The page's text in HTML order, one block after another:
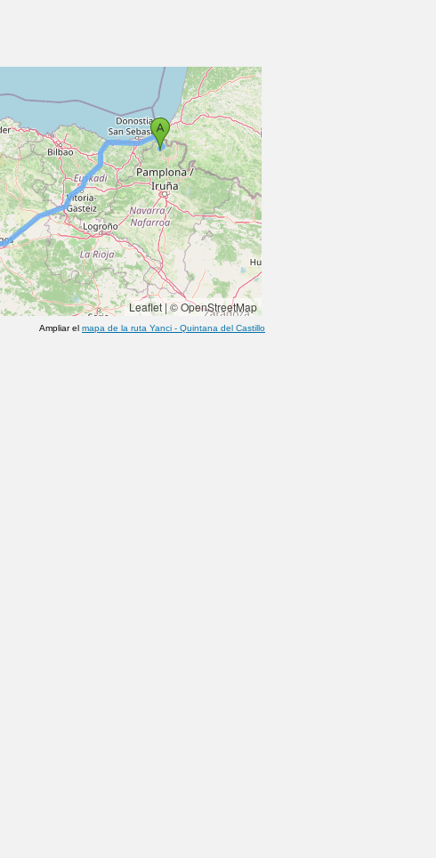
Leaflet|© OpenStreetMap
Ampliar el mapa de la ruta Yanci - Quintana del Castillo